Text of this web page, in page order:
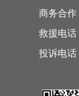
商务合作
救援电话
投诉电话